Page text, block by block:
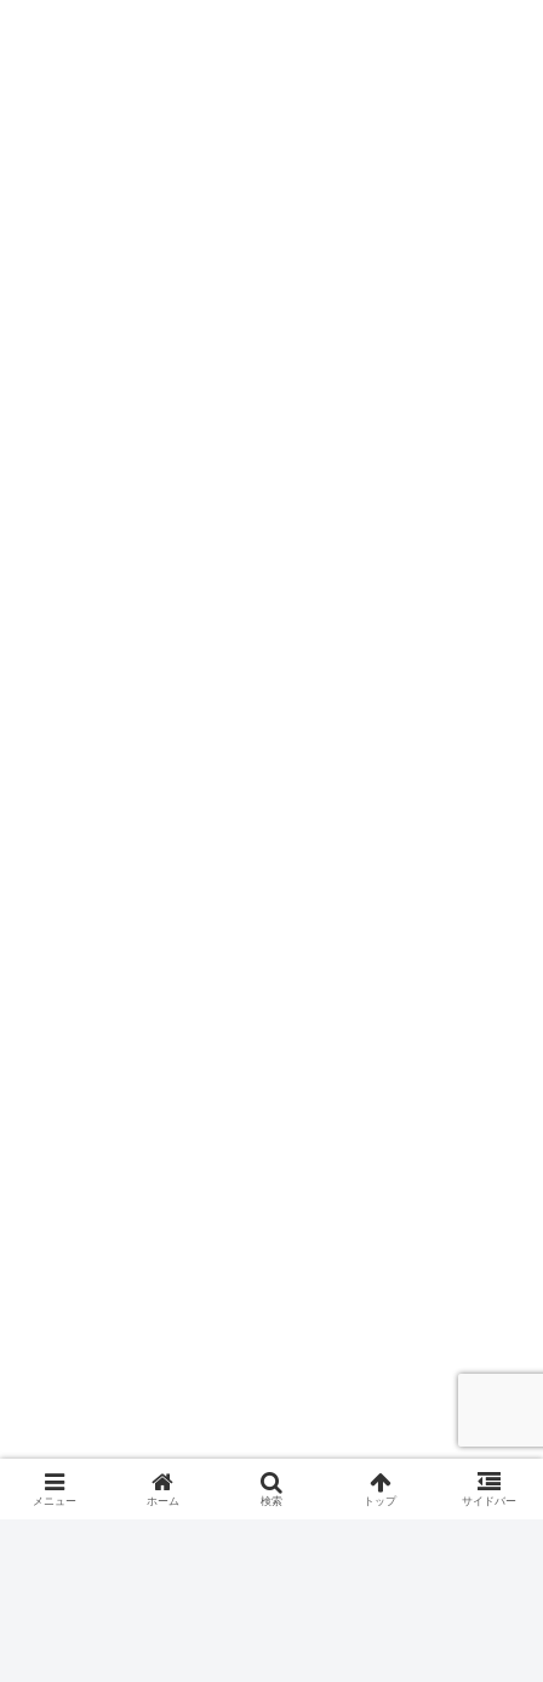
メニュー ホーム 検索 トップ サイドバー